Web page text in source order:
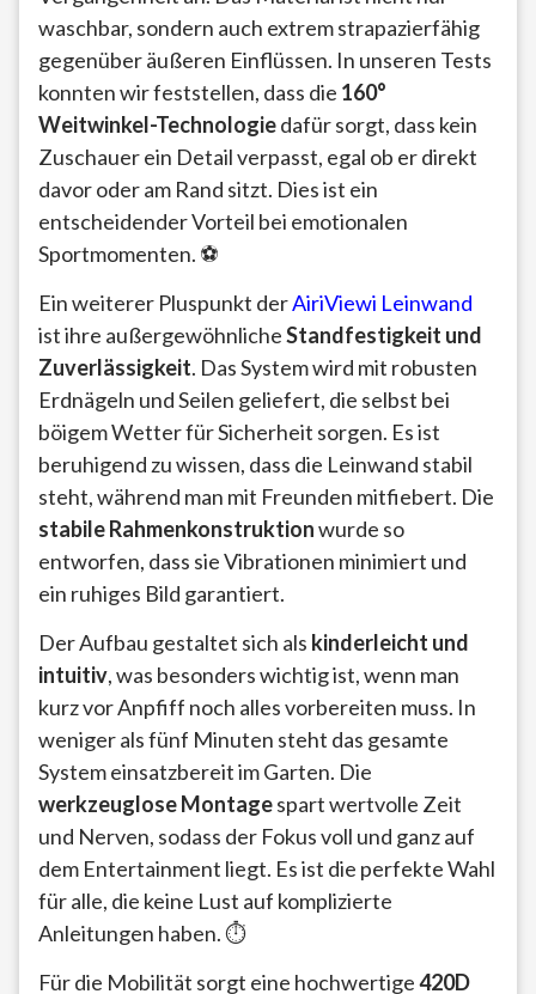
waschbar, sondern auch extrem strapazierfähig
gegenüber äußeren Einflüssen. In unseren Tests
konnten wir feststellen, dass die 160°
Weitwinkel-Technologiedafür sorgt, dass kein
Zuschauer ein Detail verpasst, egal ob er direkt
davor oder am Rand sitzt. Dies ist ein
entscheidender Vorteil bei emotionalen
Sportmomenten. ⚽
Ein weiterer Pluspunkt derAiriViewi Leinwand
ist ihre außergewöhnlicheStandfestigkeit und
Zuverlässigkeit. Das System wird mit robusten
Erdnägeln und Seilen geliefert, die selbst bei
böigem Wetter für Sicherheit sorgen. Es ist
beruhigend zu wissen, dass die Leinwand stabil
steht, während man mit Freunden mitfiebert. Die
stabile Rahmenkonstruktionwurde so
entworfen, dass sie Vibrationen minimiert und
ein ruhiges Bild garantiert.
Der Aufbau gestaltet sich als kinderleicht und
intuitiv, was besonders wichtig ist, wenn man
kurz vor Anpfiff noch alles vorbereiten muss. In
weniger als fünf Minuten steht das gesamte
System einsatzbereit im Garten. Die
werkzeuglose Montagespart wertvolle Zeit
und Nerven, sodass der Fokus voll und ganz auf
dem Entertainment liegt. Es ist die perfekte Wahl
für alle, die keine Lust auf komplizierte
Anleitungen haben. ⏱️
Für die Mobilität sorgt eine hochwertige420D